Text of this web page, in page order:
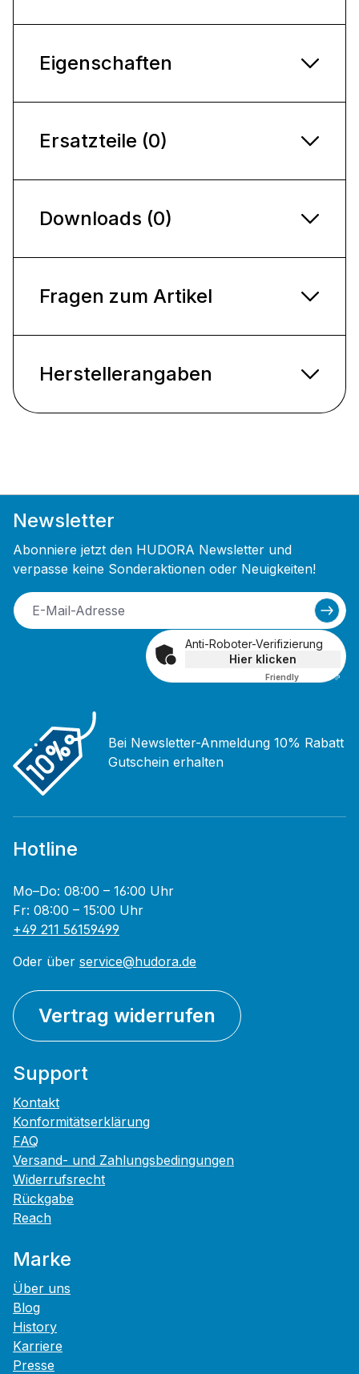
Eigenschaften
Ersatzteile (0)
Downloads (0)
Fragen zum Artikel
Herstellerangaben
Newsletter
Abonniere jetzt den HUDORA Newsletter und
verpasse keine Sonderaktionen oder Neuigkeiten!
Anti-Roboter-Verifizierung
Hier klicken
Friendly Captcha ⇗
Bei Newsletter-Anmeldung 10% Rabatt
Gutschein erhalten
Hotline
Mo–Do: 08:00 – 16:00 Uhr
Fr: 08:00 – 15:00 Uhr
+49 211 56159499
Oder über service@hudora.de
Vertrag widerrufen
Support
Kontakt
Konformitätserklärung
FAQ
Versand- und Zahlungsbedingungen
Widerrufsrecht
Rückgabe
Reach
Marke
Über uns
Blog
History
Karriere
Presse